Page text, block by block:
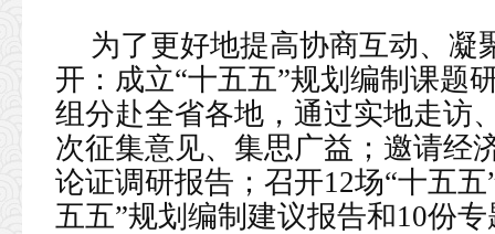
为了更好地提高协商互动、凝
开：成立“十五五”规划编制课题
组分赴全省各地，通过实地走访
次征集意见、集思广益；邀请经
论证调研报告；召开12场“十五
五五”规划编制建议报告和10份